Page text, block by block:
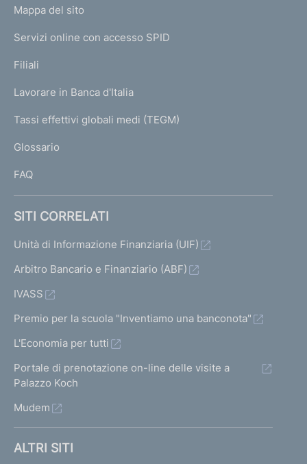
m
e
a
g
L
N
K
T
I
I
Mappa del sito
Servizi online con accesso SPID
Filiali
Lavorare in Banca d'Italia
Tassi effettivi globali medi (TEGM)
Glossario
FAQ
SITI CORRELATI
Unità di Informazione Finanziaria (UIF)
Arbitro Bancario e Finanziario (ABF)
IVASS
Premio per la scuola "Inventiamo una banconota"
L'Economia per tutti
Portale di prenotazione on-line delle visite a
Palazzo Koch
Mudem
ALTRI SITI